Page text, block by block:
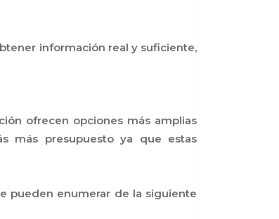
información real y suficiente,
ofrecen opciones más amplias
más presupuesto ya que estas
pueden enumerar de la siguiente